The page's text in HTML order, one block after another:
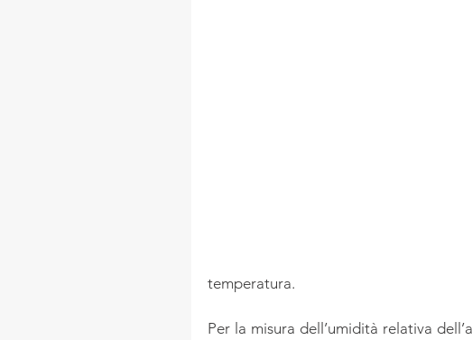
temperatura.
Per la misura dell’umidità relativa